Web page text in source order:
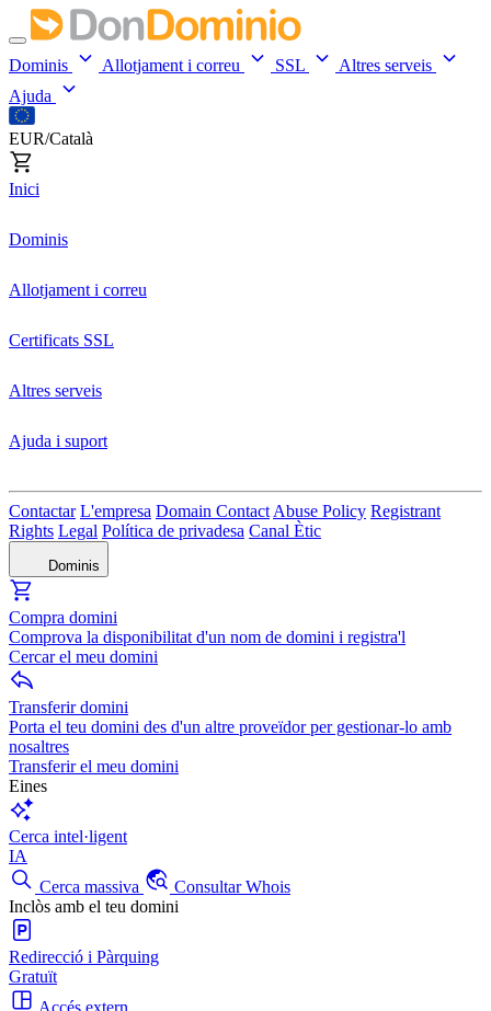
Dominis Allotjament i correu SSL
Altres serveis
Ajuda
EUR/Català
Inici
Dominis
Allotjament i correu
Certificats SSL
Altres serveis
Ajuda i suport
Contactar L'empresa Domain Contact Abuse Policy Registrant
Rights Legal Política de privadesa Canal Ètic
Dominis
Compra domini
Comprova la disponibilitat d'un nom de domini i registra'l
Cercar el meu domini
Transferir domini
Porta el teu domini des d'un altre proveïdor per gestionar-lo amb
nosaltres
Transferir el meu domini
Eines
Cerca intel·ligent
IA
Cerca massiva
Consultar Whois
Inclòs amb el teu domini
Redirecció i Pàrquing
Gratuït
Accés extern